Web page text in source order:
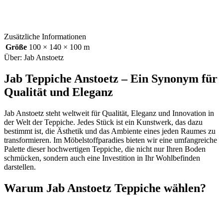
Zusätzliche Informationen
Größe 100 × 140 × 100 m
Über: Jab Anstoetz
Jab Teppiche Anstoetz – Ein Synonym für
Qualität und Eleganz
Jab Anstoetz steht weltweit für Qualität, Eleganz und Innovation in
der Welt der Teppiche. Jedes Stück ist ein Kunstwerk, das dazu
bestimmt ist, die Ästhetik und das Ambiente eines jeden Raumes zu
transformieren. Im Möbelstoffparadies bieten wir eine umfangreiche
Palette dieser hochwertigen Teppiche, die nicht nur Ihren Boden
schmücken, sondern auch eine Investition in Ihr Wohlbefinden
darstellen.
Warum Jab Anstoetz Teppiche wählen?